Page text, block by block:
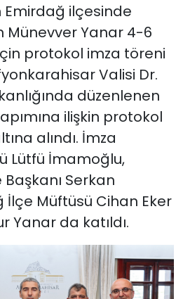
Emirdağ ilçesinde
Münevver Yanar 4-6
protokol imza töreni
Valisi Dr.
düzenlenen
ilişkin protokol
alındı. İmza
Lütfü İmamoğlu,
Serkan
İlçe Müftüsü Cihan Eker
Yanar da katıldı.